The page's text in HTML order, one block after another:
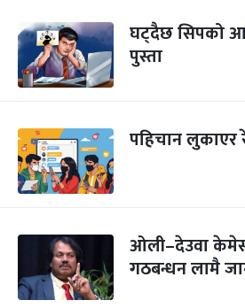
घट्दैछ सिपको
पुस्ता
पहिचान लुकाएर
ओली–देउवा
गठबन्धन लामै